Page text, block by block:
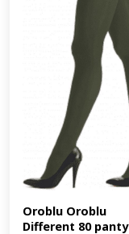
Oroblu Oroblu
Different 80 panty